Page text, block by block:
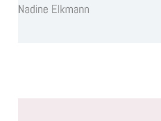
Nadine Elkmann